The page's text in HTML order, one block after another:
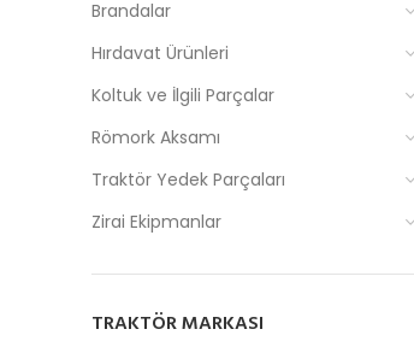
Brandalar
Hırdavat Ürünleri
Koltuk ve İlgili Parçalar
Römork Aksamı
Traktör Yedek Parçaları
Zirai Ekipmanlar
TRAKTÖR MARKASI